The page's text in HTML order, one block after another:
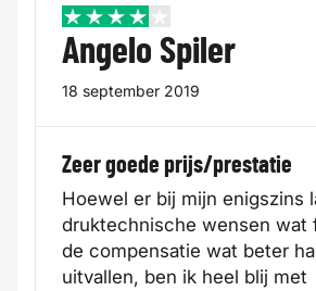
4 / 5
Angelo Spiler
18 september 2019
Zeer goede prijs/prestatie
Hoewel er bij mijn enigszins
druktechnische wensen wat
de compensatie wat beter
uitvallen, ben ik heel blij met